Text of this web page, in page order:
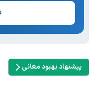
پیشنهاد بهبود معانی